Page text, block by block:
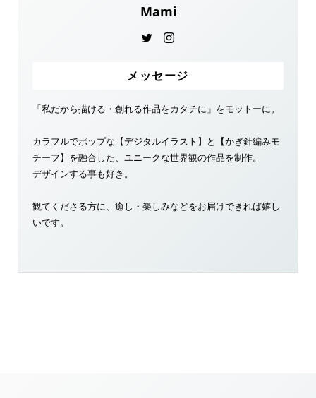
Mami
メッセージ
「私だから描ける・創れる作品をカタチに」をモットーに。
カラフルでポップな【デジタルイラスト】と【かぎ針編みモ
チーフ】を融合した、ユニークな世界観の作品を制作。
デザインする事も好き。
観てくださる方に、癒し・楽しみなどをお届けできれば嬉し
いです。